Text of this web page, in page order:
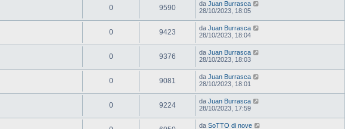
0 9590 da Juan Burrasca
28/10/2023, 18:05
0 9423 da Juan Burrasca
28/10/2023, 18:04
0 9376 da Juan Burrasca
28/10/2023, 18:03
0 9081 da Juan Burrasca
28/10/2023, 18:01
0 9224 da Juan Burrasca
28/10/2023, 17:59
da SoTTO di nove